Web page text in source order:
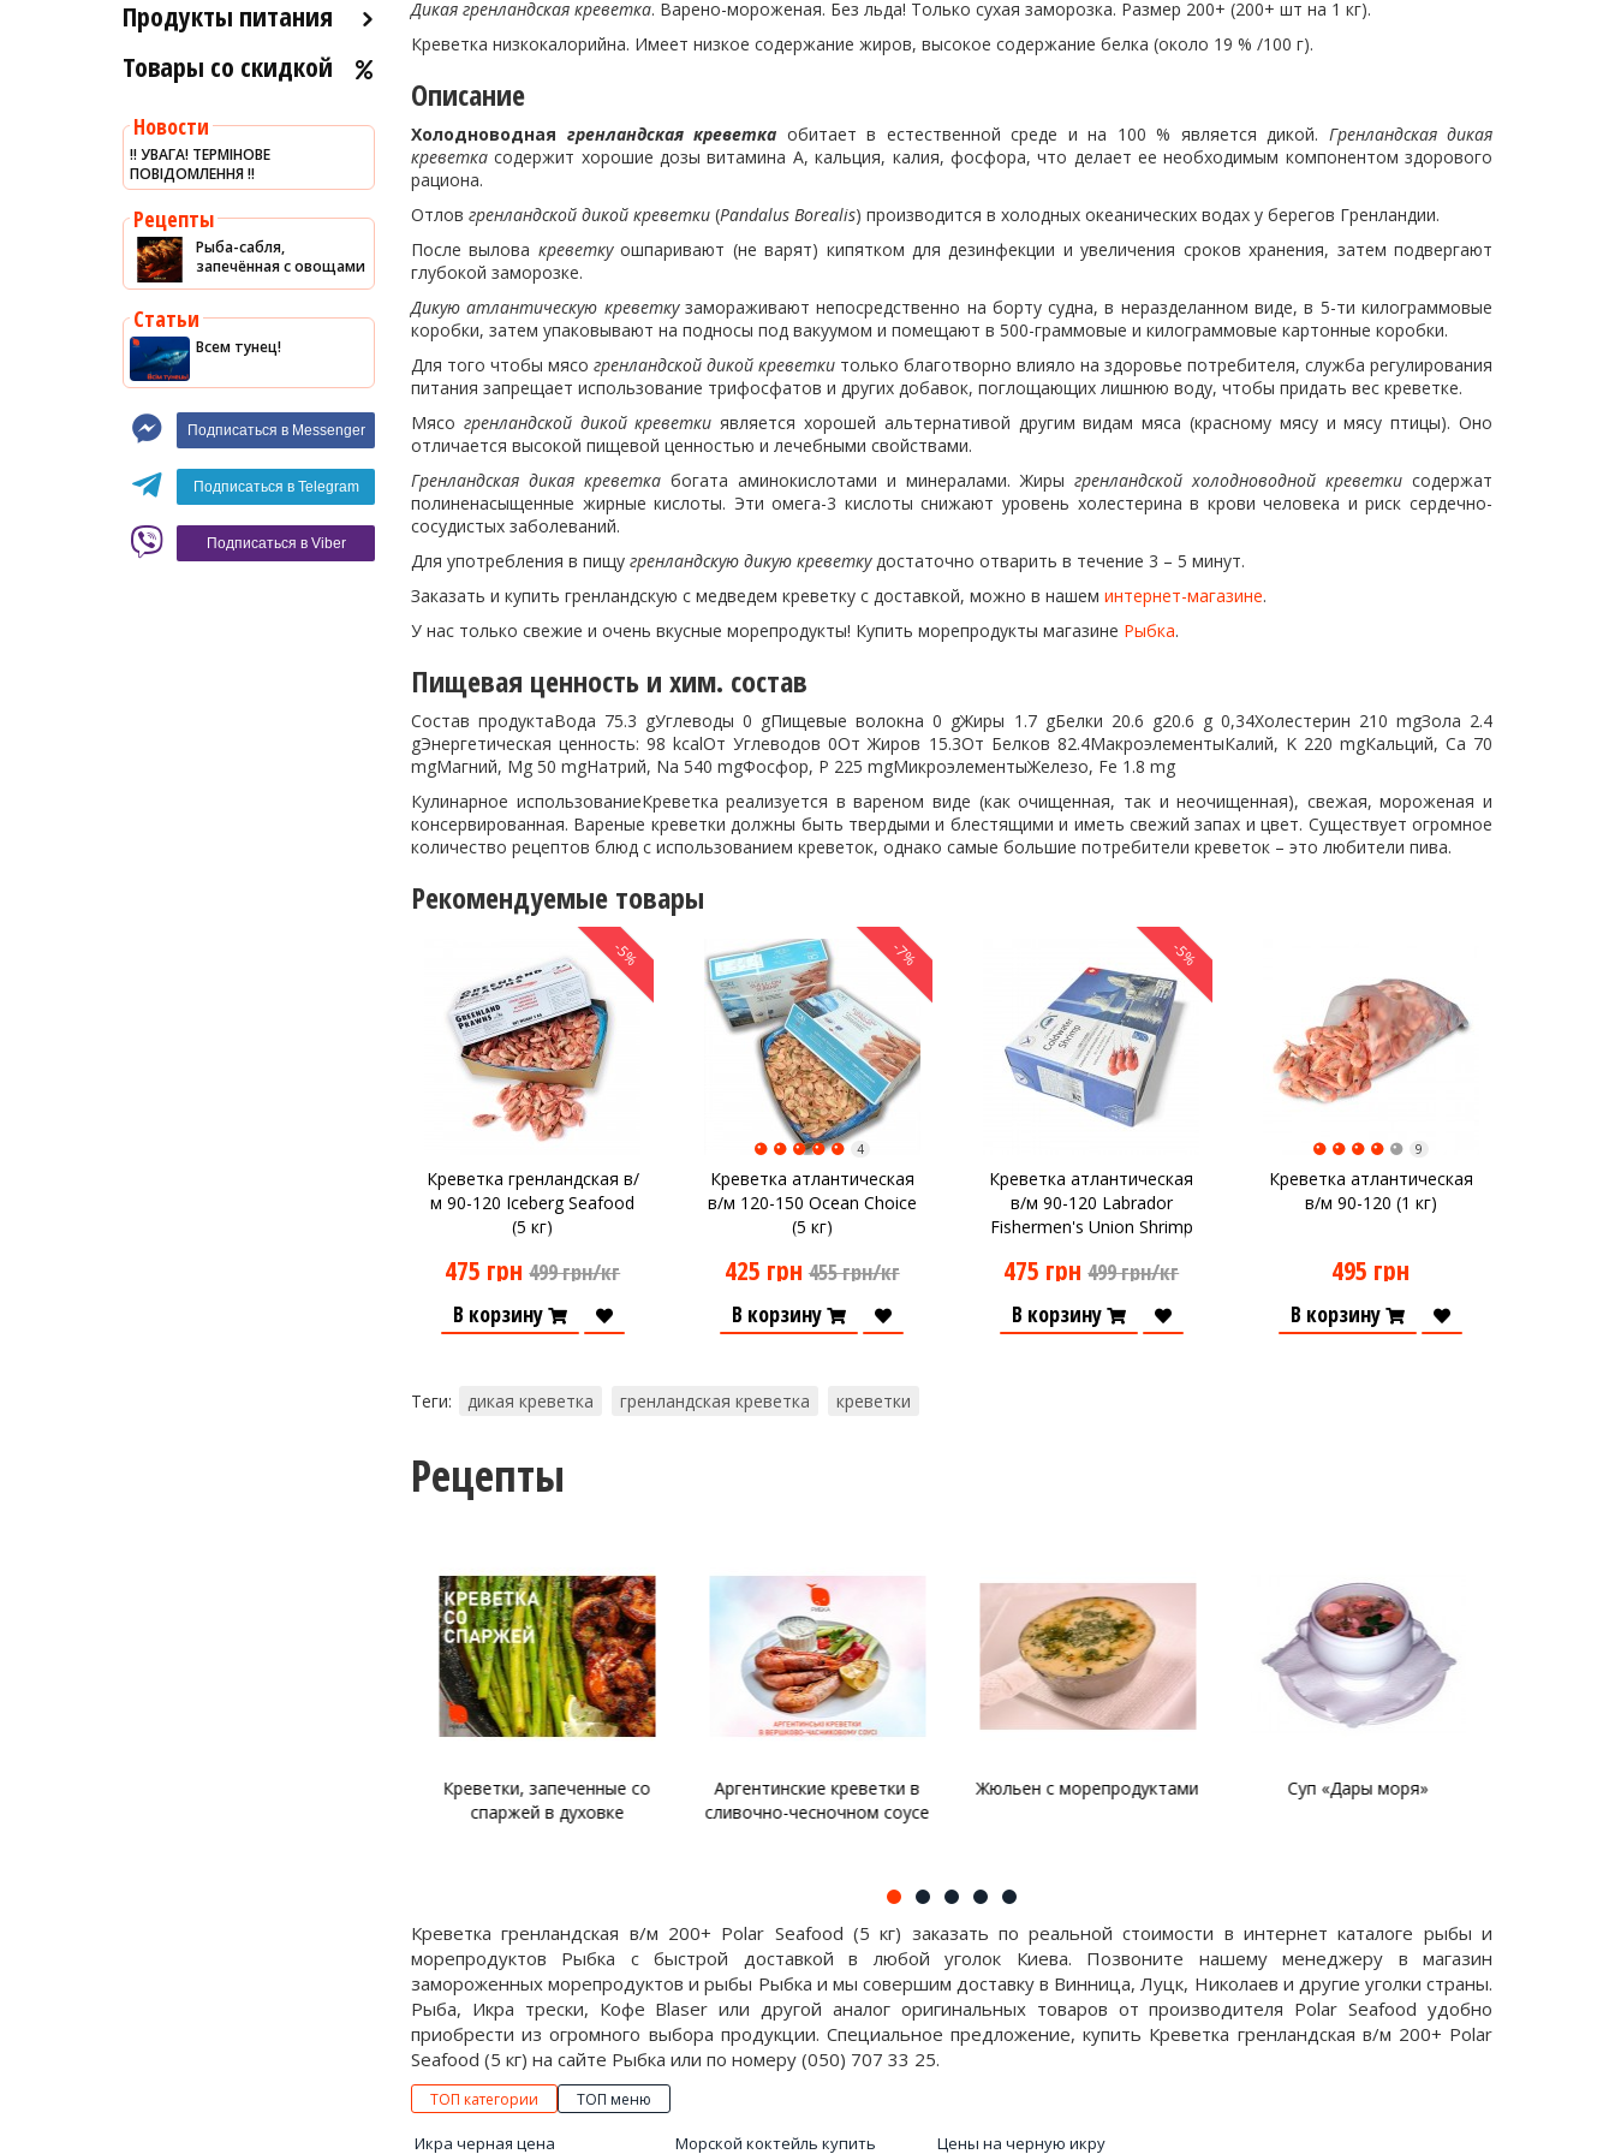
Продукты питания
Оливковое масло
Уксус
Сыры
Соусы
Сладости
Рис
Оливки
Мясные изделия
Вино
Белое вино
Красное вино
Кофе
Blaser
Товары со скидкой
Новости
‼️ УВАГА! ТЕРМІНОВЕ
ПОВІДОМЛЕННЯ ‼️
Рецепты
Рыба-сабля,
запечённая с овощами
Статьи
Всем тунец!
Подписаться в Messenger
Подписаться в Telegram
Подписаться в Viber
Дикая гренландская креветка. Варено-мороженая. Без льда! Только сухая заморозка. Размер 200+ (200+ шт на 1 кг).
Креветка низкокалорийна. Имеет низкое содержание жиров, высокое содержание белка (около 19 % /100 г).
Описание
Холодноводная гренландская креветка обитает в естественной среде и на 100 % является дикой. Гренландская дикая
креветка содержит хорошие дозы витамина А, кальция, калия, фосфора, что делает ее необходимым компонентом здорового
рациона.
Отлов гренландской дикой креветки (Pandalus Borealis) производится в холодных океанических водах у берегов Гренландии.
После вылова креветкуошпаривают (не варят) кипятком для дезинфекции и увеличения сроков хранения, затем подвергают
глубокой заморозке.
Дикую атлантическую креветку замораживают непосредственно на борту судна, в неразделанном виде, в 5-ти килограммовые
коробки, затем упаковывают на подносы под вакуумом и помещают в 500-граммовые и килограммовые картонные коробки.
Для того чтобы мясо гренландской дикой креветки только благотворно влияло на здоровье потребителя, служба регулирования
питания запрещает использование трифосфатов и других добавок, поглощающих лишнюю воду, чтобы придать вес креветке.
Мясо гренландской дикой креветки является хорошей альтернативой другим видам мяса (красному мясу и мясу птицы). Оно
отличается высокой пищевой ценностью и лечебными свойствами.
Гренландская дикая креветка богата аминокислотами и минералами. Жиры гренландской холодноводной креветки содержат
полиненасыщенные жирные кислоты. Эти омега-3 кислоты снижают уровень холестерина в крови человека и риск сердечно-
сосудистых заболеваний.
Для употребления в пищу гренландскую дикую креветкудостаточно отварить в течение 3 – 5 минут.
Заказать и купить гренландскую с медведем креветку с доставкой, можно в нашем интернет-магазине.
У нас только свежие и очень вкусные морепродукты! Купить морепродукты магазине Рыбка.
Пищевая ценность и хим. состав
Состав продуктаВода 75.3 gУглеводы 0 gПищевые волокна 0 gЖиры 1.7 gБелки 20.6 g20.6 g 0,34Холестерин 210 mgЗола 2.4
gЭнергетическая ценность: 98 kcalОт Углеводов 0От Жиров 15.3От Белков 82.4МакроэлементыКалий, K 220 mgКальций, Ca 70
mgМагний, Mg 50 mgНатрий, Na 540 mgФосфор, P 225 mgМикроэлементыЖелезо, Fe 1.8 mg
Кулинарное использованиеКреветка реализуется в вареном виде (как очищенная, так и неочищенная), свежая, мороженая и
консервированная. Вареные креветки должны быть твердыми и блестящими и иметь свежий запах и цвет. Существует огромное
количество рецептов блюд с использованием креветок, однако самые большие потребители креветок – это любители пива.
Рекомендуемые товары
-5%
Креветка гренландская в/
м 90-120 Iceberg Seafood
(5 кг)
475 грн 499 грн/кг
В корзину
-7%
Креветка атлантическая
в/м 120-150 Ocean Choice
(5 кг)
4
425 грн 455 грн/кг
В корзину
-5%
Креветка атлантическая
в/м 90-120 Labrador
Fishermen's Union Shrimp
475 грн 499 грн/кг
В корзину
Креветка атлантическая
в/м 90-120 (1 кг)
9
495 грн
В корзину
Теги: дикая креветка гренландская креветка креветки
Рецепты
Креветки, запеченные со
спаржей в духовке
Аргентинские креветки в
сливочно-чесночном соусе
Жюльен с морепродуктами Суп «Дары моря»
Креветка гренландская в/м 200+ Polar Seafood (5 кг) заказать по реальной стоимости в интернет каталоге рыбы и
морепродуктов Рыбка с быстрой доставкой в любой уголок Киева. Позвоните нашему менеджеру в магазин
замороженных морепродуктов и рыбы Рыбка и мы совершим доставку в Винница, Луцк, Николаев и другие уголки страны.
Рыба, Икра трески, Кофе Blaser или другой аналог оригинальных товаров от производителя Polar Seafood удобно
приобрести из огромного выбора продукции. Специальное предложение, купить Креветка гренландская в/м 200+ Polar
Seafood (5 кг) на сайте Рыбка или по номеру (050) 707 33 25.
ТОП категории ТОП меню
Икра черная цена
Морской коктейль купить
Цены на черную икру